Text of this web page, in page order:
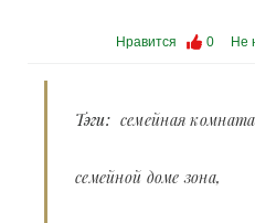
Нравится 0 Не
Тэги: семейная комната
семейной доме зона